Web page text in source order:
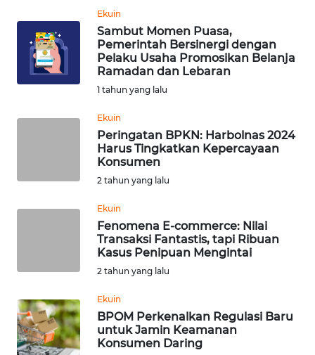
Ekuin
Sambut Momen Puasa,
Pemerintah Bersinergi dengan
Pelaku Usaha Promosikan Belanja
Ramadan dan Lebaran
1 tahun yang lalu
Ekuin
Peringatan BPKN: Harbolnas 2024
Harus Tingkatkan Kepercayaan
Konsumen
2 tahun yang lalu
Ekuin
Fenomena E-commerce: Nilai
Transaksi Fantastis, tapi Ribuan
Kasus Penipuan Mengintai
2 tahun yang lalu
Ekuin
BPOM Perkenalkan Regulasi Baru
untuk Jamin Keamanan
Konsumen Daring
WN
KEPRI
PAPUA
BARAT
WN
WN
JAMBI